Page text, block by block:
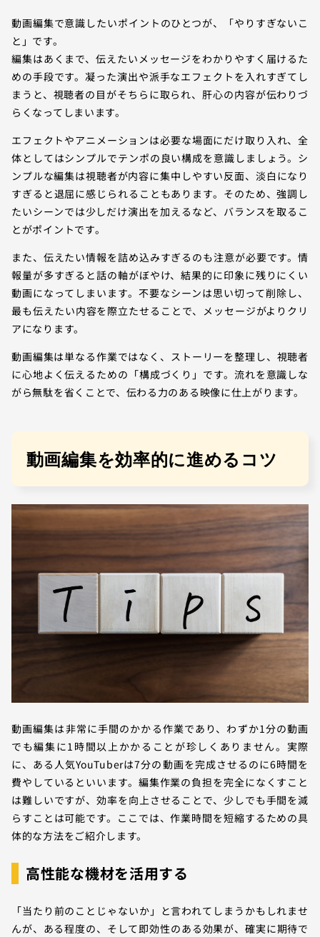
動画編集で意識したいポイントのひとつが、「やりすぎないこ
と」です。
編集はあくまで、伝えたいメッセージをわかりやすく届けるた
めの手段です。凝った演出や派手なエフェクトを入れすぎてし
まうと、視聴者の目がそちらに取られ、肝心の内容が伝わりづ
らくなってしまいます。
エフェクトやアニメーションは必要な場面にだけ取り入れ、全
体としてはシンプルでテンポの良い構成を意識しましょう。シ
ンプルな編集は視聴者が内容に集中しやすい反面、淡白になり
すぎると退屈に感じられることもあります。そのため、強調し
たいシーンでは少しだけ演出を加えるなど、バランスを取るこ
とがポイントです。
また、伝えたい情報を詰め込みすぎるのも注意が必要です。情
報量が多すぎると話の軸がぼやけ、結果的に印象に残りにくい
動画になってしまいます。不要なシーンは思い切って削除し、
最も伝えたい内容を際立たせることで、メッセージがよりクリ
アになります。
動画編集は単なる作業ではなく、ストーリーを整理し、視聴者
に心地よく伝えるための「構成づくり」です。流れを意識しな
がら無駄を省くことで、伝わる力のある映像に仕上がります。
動画編集を効率的に進めるコツ
動画編集は非常に手間のかかる作業であり、わずか1分の動画
でも編集に1時間以上かかることが珍しくありません。実際
に、ある人気YouTuberは7分の動画を完成させるのに6時間を
費やしているといいます。編集作業の負担を完全になくすこと
は難しいですが、効率を向上させることで、少しでも手間を減
らすことは可能です。ここでは、作業時間を短縮するための具
体的な方法をご紹介します。
高性能な機材を活用する
「当たり前のことじゃないか」と言われてしまうかもしれませ
んが、ある程度の、そして即効性のある効果が、確実に期待で